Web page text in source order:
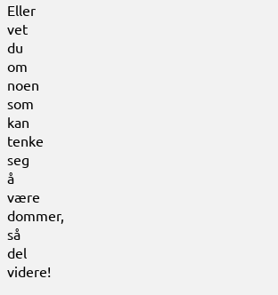
Eller
vet
du
om
noen
som
kan
tenke
seg
å
være
dommer,
så
del
videre!